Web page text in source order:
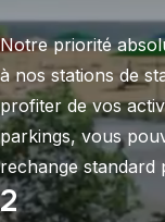
Notre priorité
à nos stations de
profiter de vos
parkings, vous
rechange standard
2